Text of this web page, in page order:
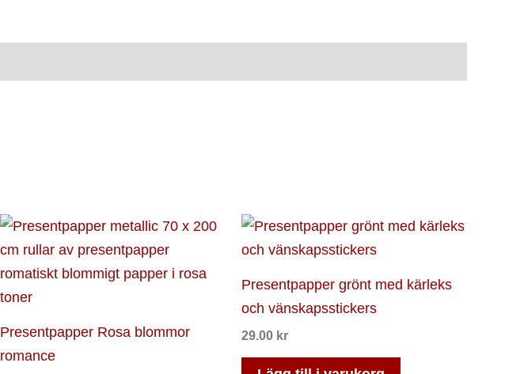
Presentpapper Rosa blommor
romance
Presentpapper grönt med kärleks
och vänskapsstickers
29.00 kr